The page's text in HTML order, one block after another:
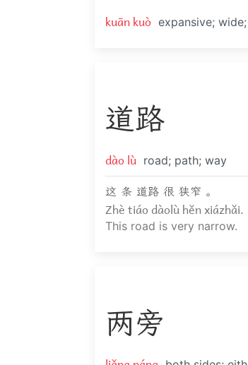
kuān kuò expansive;
道路
dào lù road; path; way
这 条 道路 很 狭窄 。
Zhè tiáo dàolù hěn xiázhǎi.
This road is very narrow.
两旁